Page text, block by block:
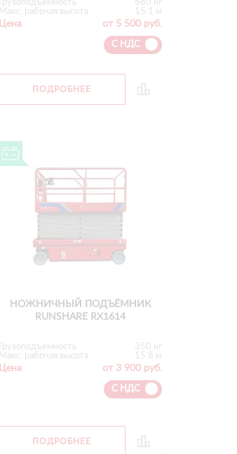
Грузоподъемность
680 кг
Макс. рабочая высота
15.1 м
Цена от 5 500 руб.
С НДС
ПОДРОБНЕЕ
НОЖНИЧНЫЙ ПОДЪЁМНИК
RUNSHARE RX1614
Грузоподъемность
350 кг
Макс. рабочая высота
15.8 м
Цена от 3 900 руб.
С НДС
ПОДРОБНЕЕ